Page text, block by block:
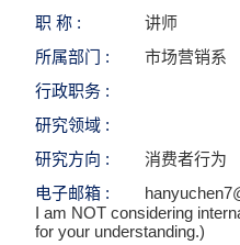
职 称 :
讲师
所属部门 :
市场营销系
行政职务 :
研究领域 :
研究方向 :
消费者行为
电子邮箱 :
I am NOT considering
for your understanding.)